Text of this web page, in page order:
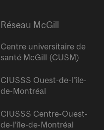
Réseau McGill
Centre universitaire de
santé McGill (CUSM)
CIUSSS Ouest-de-l’île-
de-Montréal
CIUSSS Centre-Ouest-
de-l’île-de-Montréal